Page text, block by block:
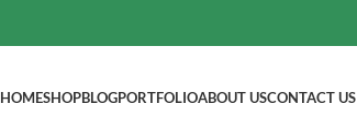
HOMESHOPBLOGPORTFOLIOABOUT USCONTACT US